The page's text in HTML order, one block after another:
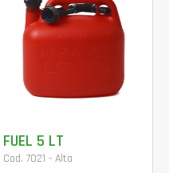
FUEL 5 LT
Cod. 7021 - Alta